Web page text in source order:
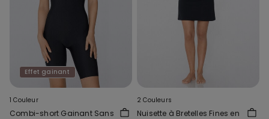
Effet gainant
1 Couleur
Combi-short Gainant Sans
2 Couleurs
Nuisette à Bretelles Fines en